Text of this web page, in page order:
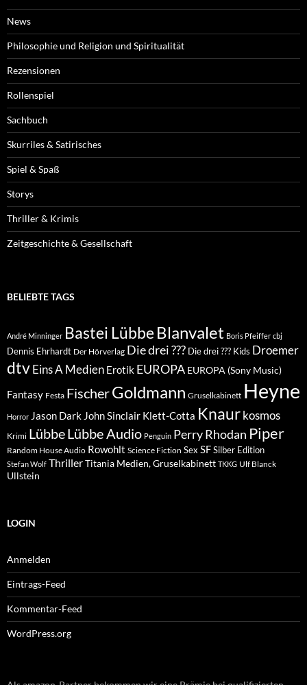
News
Philosophie und Religion und Spiritualität
Rezensionen
Rollenspiel
Sachbuch
Skurriles & Satirisches
Spiel & Spaß
Storys
Thriller & Krimis
Zeitgeschichte & Gesellschaft
BELIEBTE TAGS
André Minninger Bastei Lübbe Blanvalet Boris Pfeiffer cbj
Dennis Ehrhardt Der Hörverlag Die drei ??? Die drei ??? Kids Droemer
dtvEins A Medien Erotik EUROPA EUROPA (Sony Music)
Fantasy Festa FischerGoldmann Gruselkabinett Heyne
Horror Jason Dark John Sinclair Klett-Cotta Knaur kosmos
Krimi LübbeLübbe Audio Penguin Perry Rhodan Piper
Random House Audio Rowohlt Science Fiction Sex SFSilber Edition
Stefan Wolf ThrillerTitania Medien, Gruselkabinett TKKG Ulf Blanck
Ullstein
LOGIN
Anmelden
Eintrags-Feed
Kommentar-Feed
WordPress.org